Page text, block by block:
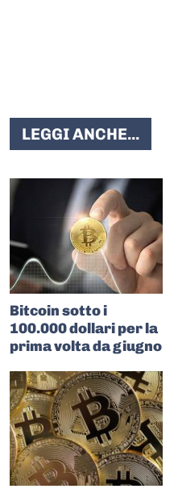
LEGGI ANCHE...
Bitcoin sotto i
100.000 dollari per la
prima volta da giugno